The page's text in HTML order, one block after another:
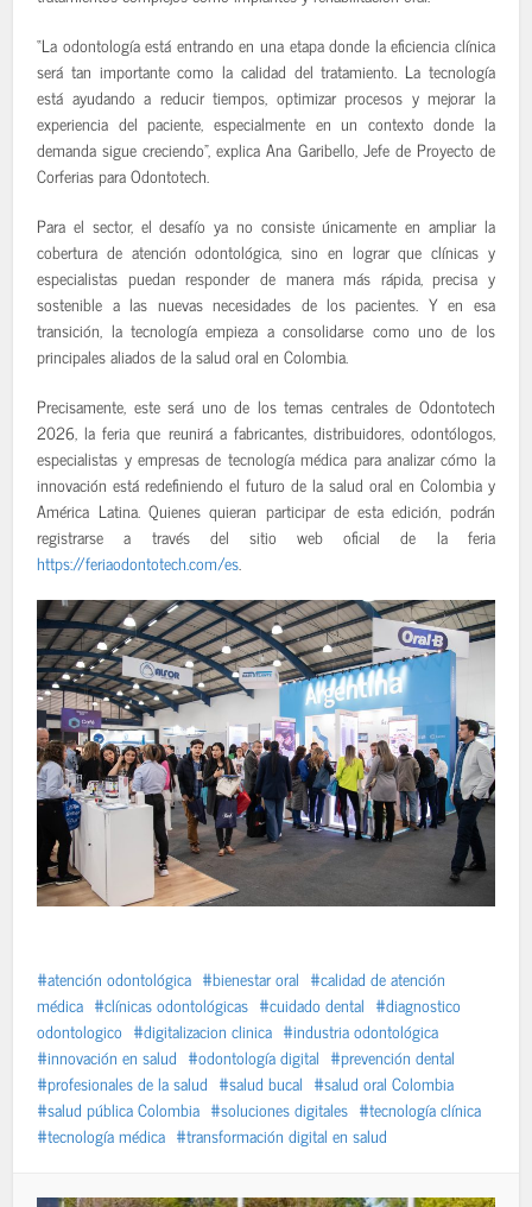
“La odontología está entrando en una etapa donde la eficiencia clínica
será tan importante como la calidad del tratamiento. La tecnología
está ayudando a reducir tiempos, optimizar procesos y mejorar la
experiencia del paciente, especialmente en un contexto donde la
demanda sigue creciendo”, explica Ana Garibello, Jefe de Proyecto de
Corferias para Odontotech.
Para el sector, el desafío ya no consiste únicamente en ampliar la
cobertura de atención odontológica, sino en lograr que clínicas y
especialistas puedan responder de manera más rápida, precisa y
sostenible a las nuevas necesidades de los pacientes. Y en esa
transición, la tecnología empieza a consolidarse como uno de los
principales aliados de la salud oral en Colombia.
Precisamente, este será uno de los temas centrales de Odontotech
2026, la feria que reunirá a fabricantes, distribuidores, odontólogos,
especialistas y empresas de tecnología médica para analizar cómo la
innovación está redefiniendo el futuro de la salud oral en Colombia y
América Latina. Quienes quieran participar de esta edición, podrán
registrarse a través del sitio web oficial de la feria
https://feriaodontotech.com/es.
atención odontológica bienestar oral
calidad de atención
médica
clínicas odontológicas cuidado dental
diagnostico
odontologico
digitalizacion clinica
industria odontológica
innovación en salud
odontología digital
prevención dental
profesionales de la salud
salud bucal
salud oral Colombia
salud pública Colombia
soluciones digitales
tecnología clínica
tecnología médica
transformación digital en salud